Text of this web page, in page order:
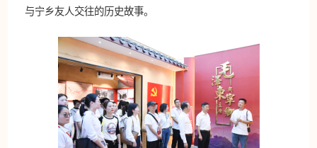
与宁乡友人交往的历史故事。